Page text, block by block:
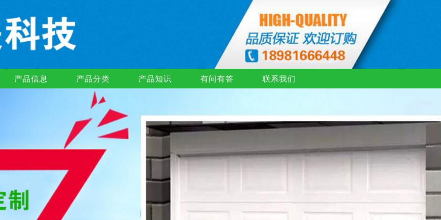
产品信息 产品分类 产品知识 有问有答 联系我们